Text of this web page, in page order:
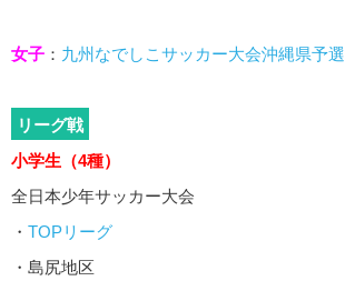
女子 ： 九州なでしこサッカー大会沖縄県予選
リーグ戦
小学生（4種）
全日本少年サッカー大会
・ TOPリーグ
・島尻地区